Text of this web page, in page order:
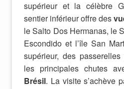
supérieur et la célèbre
sentier inférieur offre des
le Salto Dos Hermanas, le
Escondido et l’île San
supérieur, des passerelles
les principales chutes
Brésil. La visite s’achève